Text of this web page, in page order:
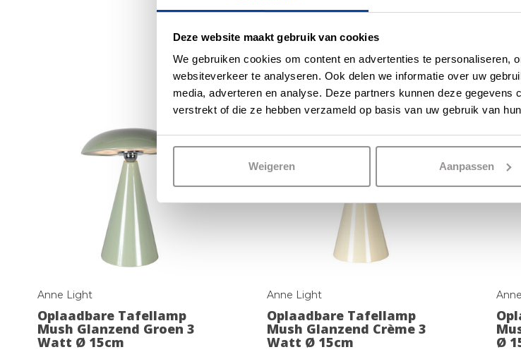
Deze website maakt gebruik van cookies
We gebruiken cookies om content en advertenties te personaliseren,
websiteverkeer te analyseren. Ook delen we informatie over uw
media, adverteren en analyse. Deze partners kunnen deze gegevens
verstrekt of die ze hebben verzameld op basis van uw gebruik van
Weigeren Aanpassen
Meer producten
Anne Light
Oplaadbare Tafellamp
Mush Glanzend Groen 3
Watt Ø 15cm
Anne Light
Oplaadbare Tafellamp
Mush Glanzend Crème 3
Watt Ø 15cm Ø